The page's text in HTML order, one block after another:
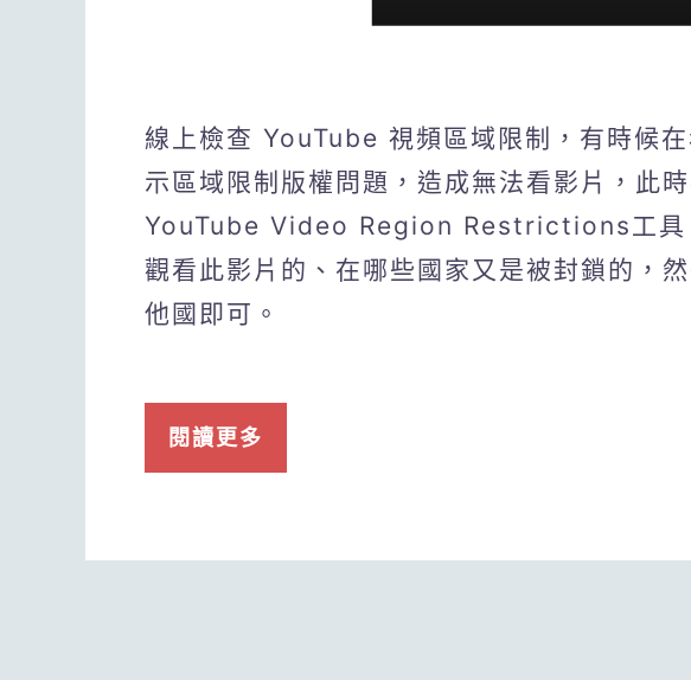
線上檢查 YouTube 視頻區域限制，有時候
示區域限制版權問題，造成無法看影片，此
YouTube Video Region Restrictions工具
觀看此影片的、在哪些國家又是被封鎖的，
他國即可。
閱讀更多